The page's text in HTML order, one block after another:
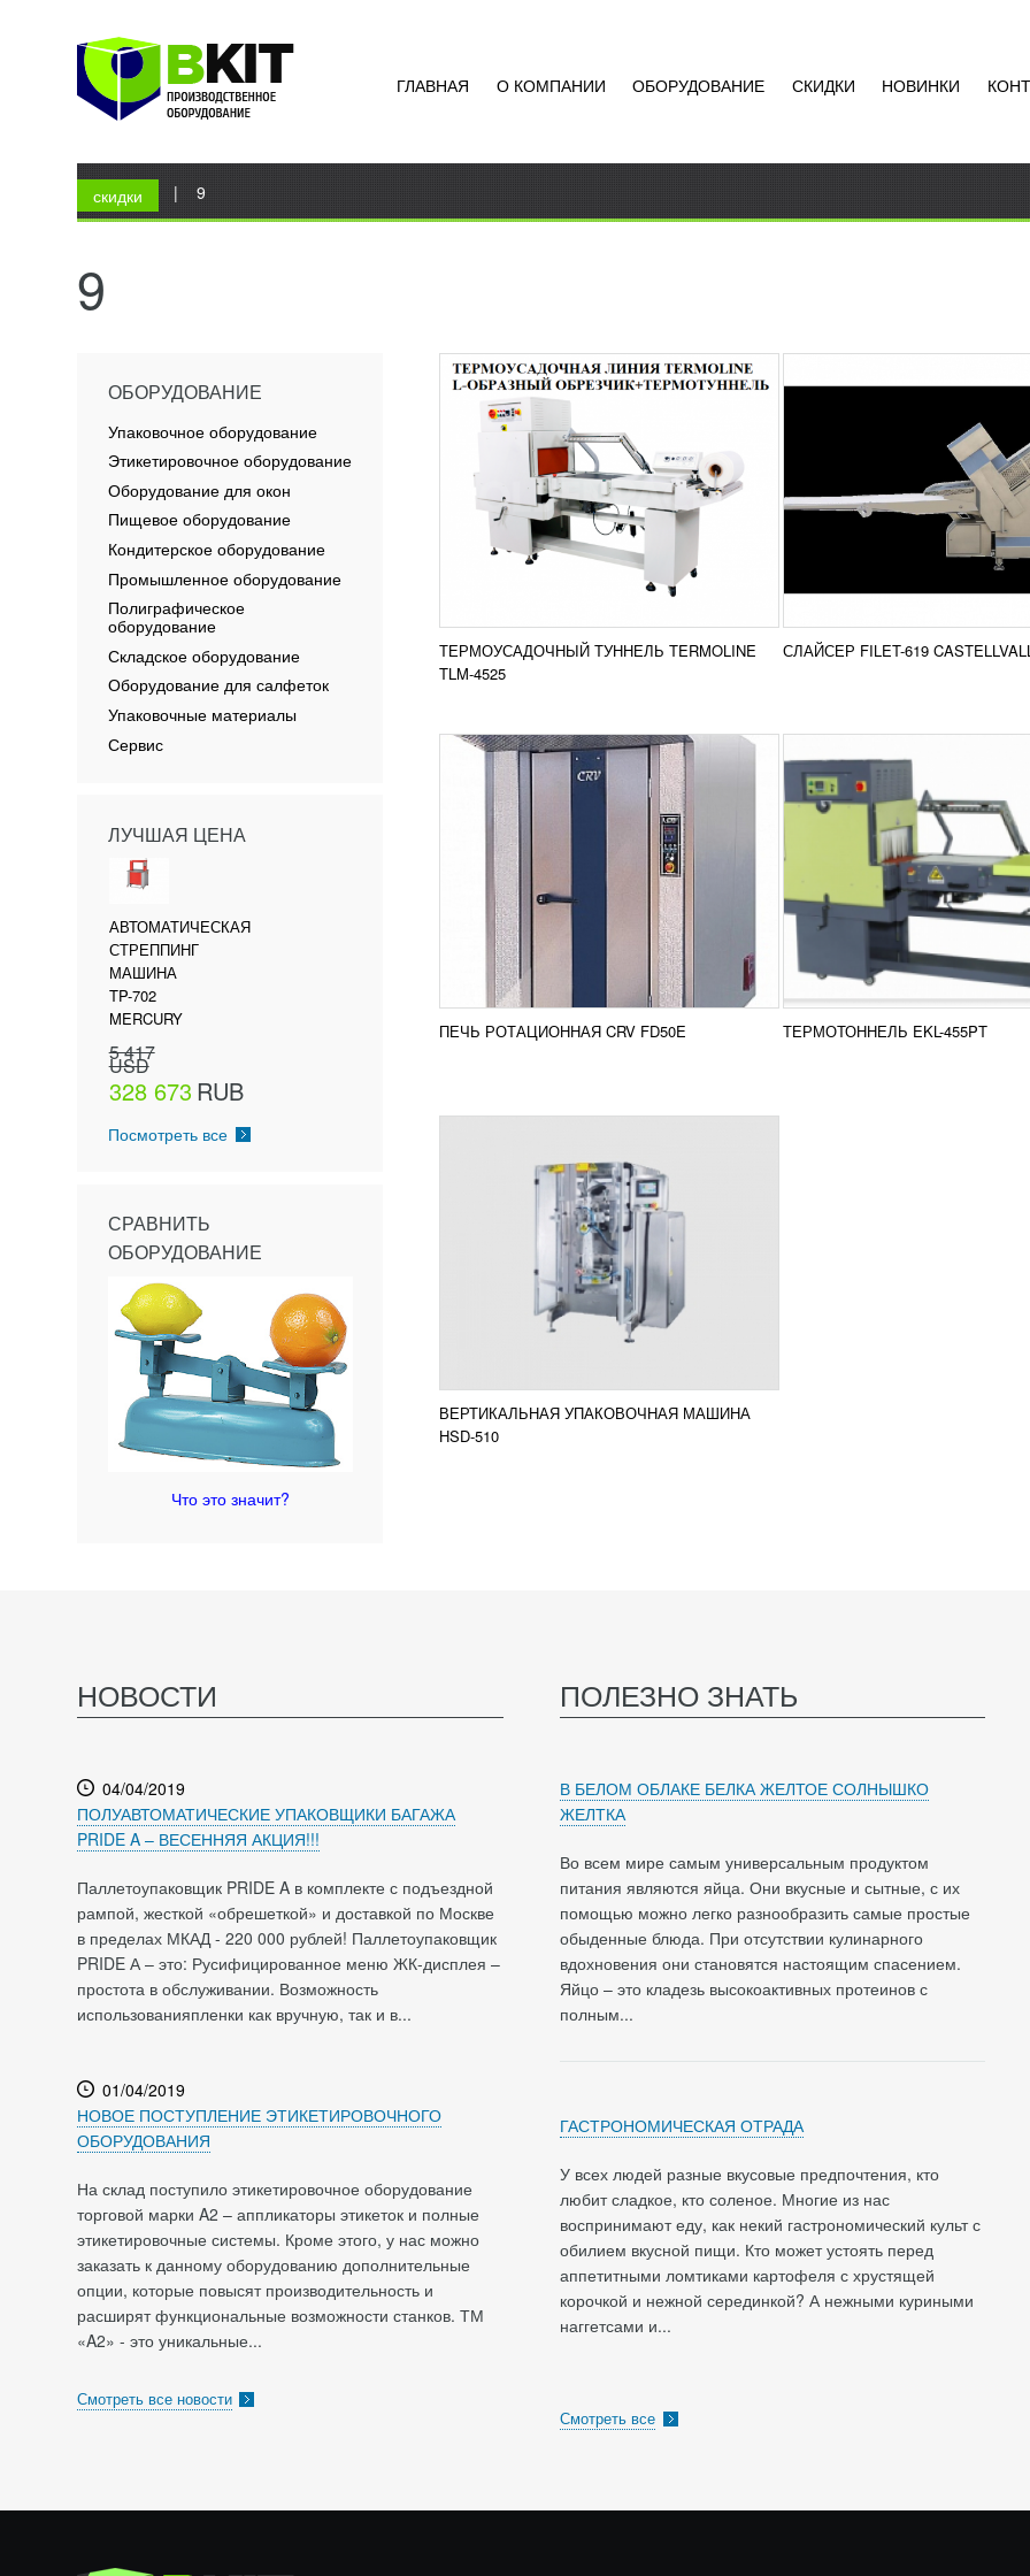
ГЛАВНАЯ О КОМПАНИИ ОБОРУДОВАНИЕ СКИДКИ НОВИНКИ
Вы здесь
Главная | 9
9
УЗНАТЬ ЦЕНУ
Термоусадочный туннель
предназначен для усадки пленки при
упаковке продуктов питания,
ТЕРМОУСАДОЧНЫЙ ТУННЕЛЬ TERMOLINE
TLM-4525
УЗНАТЬ ЦЕНУ
Надежный и
аппарат производятся из
нержавеющей стали AISI-
СЛАЙСЕР FILET-619
ПЕЧЬ РОТАЦИОННАЯ CRV
FD50E
1 176 785RUB
Печь ротационная CRV FD50E Печь
ротационная CRV FD50E
выпечки булочек, кексов, коржей,
хлеба, пирожных,...
ПОДРОБНЕЕ сравнение
ПЕЧЬ РОТАЦИОННАЯ CRV FD50E
ТЕРМОТОННЕЛЬ EKL-
УЗНАТЬ ЦЕНУ
Термоусадочные машины
тоннельного типа являются
универсальными
Подобной высокой...
ПОДРОБНЕЕ
ТЕРМОТОННЕЛЬ EKL-455PT
ВЕРТИКАЛЬНАЯ УПАКОВОЧНАЯ
МАШИНА HSD-510
УЗНАТЬ ЦЕНУ
Для производства больших объемов
таких сыпучих товаров как крупы,
кофе, зерно, кондитерские изделия,
конфеты и других, включая
непродовольственные...
ПОДРОБНЕЕ сравнение
ВЕРТИКАЛЬНАЯ УПАКОВОЧНАЯ МАШИНА
HSD-510
ОБОРУДОВАНИЕ
Упаковочное оборудование
Этикетировочное оборудование
Оборудование для окон
Пищевое оборудование
Кондитерское оборудование
Промышленное оборудование
Полиграфическое
оборудование
Складское оборудование
Оборудование для салфеток
Упаковочные материалы
Сервис
ЛУЧШАЯ ЦЕНА
скидки
АВТОМАТИЧЕСКАЯ
СТРЕППИНГ
МАШИНА
TP-702
MERCURY
5 417
USD
328 673 RUB
Посмотреть все
СРАВНИТЬ
ОБОРУДОВАНИЕ
Что это значит?
НОВОСТИ
04/04/2019
ПОЛУАВТОМАТИЧЕСКИЕ УПАКОВЩИКИ БАГАЖА
PRIDE A – ВЕСЕННЯЯ АКЦИЯ!!!
Паллетоупаковщик PRIDE A в комплекте с подъездной
рампой, жесткой «обрешеткой» и доставкой по Москве
в пределах МКАД - 220 000 рублей! Паллетоупаковщик
PRIDE А – это: Русифицированное меню ЖК-дисплея –
простота в обслуживании. Возможность
использованияпленки как вручную, так и в...
01/04/2019
НОВОЕ ПОСТУПЛЕНИЕ ЭТИКЕТИРОВОЧНОГО
ОБОРУДОВАНИЯ
На склад поступило этикетировочное оборудование
торговой марки A2 – аппликаторы этикеток и полные
этикетировочные системы. Кроме этого, у нас можно
заказать к данному оборудованию дополнительные
опции, которые повысят производительность и
расширят функциональные возможности станков. ТМ
«A2» - это уникальные...
Смотреть все новости
ПОЛЕЗНО ЗНАТЬ
В БЕЛОМ ОБЛАКЕ БЕЛКА ЖЕЛТОЕ СОЛНЫШКО
ЖЕЛТКА
Во всем мире самым универсальным продуктом
питания являются яйца. Они вкусные и сытные, с их
помощью можно легко разнообразить самые простые
обыденные блюда. При отсутствии кулинарного
вдохновения они становятся настоящим спасением.
Яйцо – это кладезь высокоактивных протеинов с
полным...
ГАСТРОНОМИЧЕСКАЯ ОТРАДА
У всех людей разные вкусовые предпочтения, кто
любит сладкое, кто соленое. Многие из нас
воспринимают еду, как некий гастрономический культ с
обилием вкусной пищи. Кто может устоять перед
аппетитными ломтиками картофеля с хрустящей
корочкой и нежной серединкой? А нежными куриными
наггетсами и...
Смотреть все